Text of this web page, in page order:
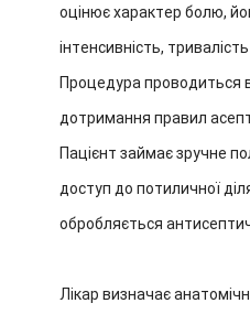
оцінює характер болю,
інтенсивність,
Процедура проводиться
дотримання правил
Пацієнт займає зручне
доступ до потиличної
обробляється
Лікар визначає